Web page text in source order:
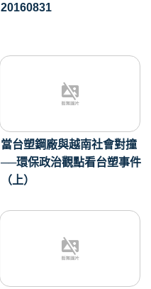
20160831
當台塑鋼廠與越南社會對撞
──環保政治觀點看台塑事件
（上）